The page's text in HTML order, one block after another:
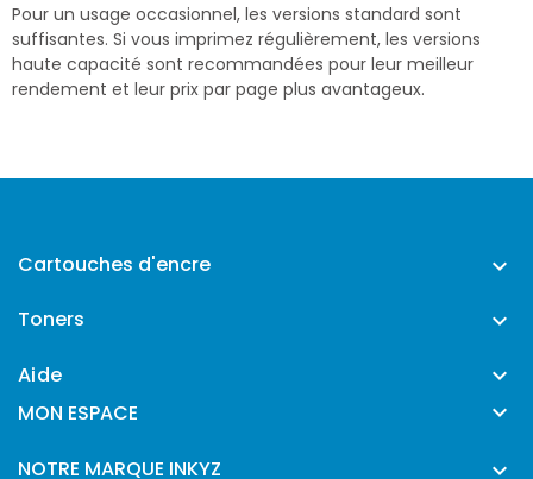
Pour un usage occasionnel, les versions standard sont
suffisantes. Si vous imprimez régulièrement, les versions
haute capacité sont recommandées pour leur meilleur
rendement et leur prix par page plus avantageux.
Cartouches d'encre 
Toners 
Aide 
MON ESPACE 
NOTRE MARQUE INKYZ 